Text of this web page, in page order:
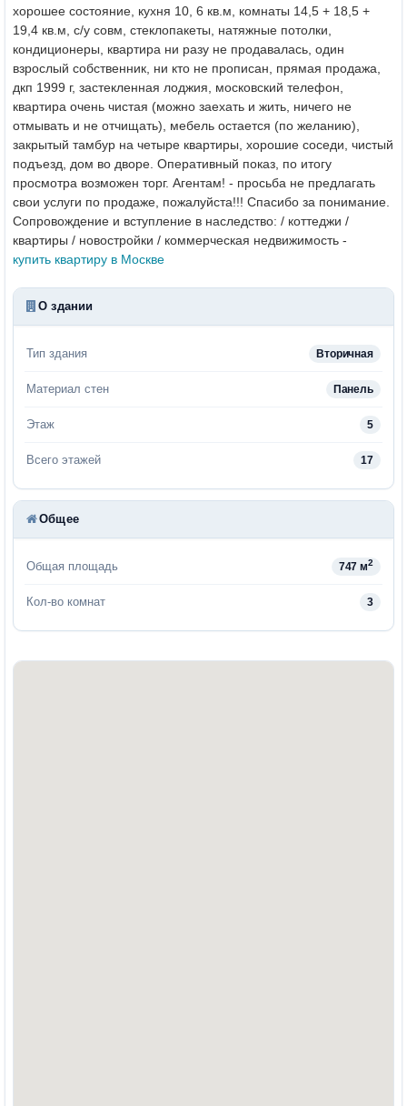
хорошее состояние, кухня 10, 6 кв.м, комнаты 14,5 + 18,5 +
19,4 кв.м, с/у совм, стеклопакеты, натяжные потолки,
кондиционеры, квартира ни разу не продавалась, один
взрослый собственник, ни кто не прописан, прямая продажа,
дкп 1999 г, застекленная лоджия, московский телефон,
квартира очень чистая (можно заехать и жить, ничего не
отмывать и не отчищать), мебель остается (по желанию),
закрытый тамбур на четыре квартиры, хорошие соседи, чистый
подъезд, дом во дворе. Оперативный показ, по итогу
просмотра возможен торг. Агентам! - просьба не предлагать
свои услуги по продаже, пожалуйста!!! Спасибо за понимание.
Сопровождение и вступление в наследство: / коттеджи /
квартиры / новостройки / коммерческая недвижимость -
купить квартиру в Москве
О здании
Тип здания Вторичная
Материал стен Панель
Этаж 5
Всего этажей 17
Общее
Общая площадь 747 м2
Кол-во комнат 3